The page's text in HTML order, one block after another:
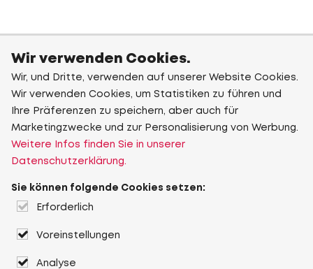
Wir verwenden Cookies.
Wir, und Dritte, verwenden auf unserer Website Cookies.
Wir verwenden Cookies, um Statistiken zu führen und
Ihre Präferenzen zu speichern, aber auch für
Marketingzwecke und zur Personalisierung von Werbung.
Weitere Infos finden Sie in unserer
Datenschutzerklärung.
Sie können folgende Cookies setzen:
Erforderlich
Voreinstellungen
Analyse